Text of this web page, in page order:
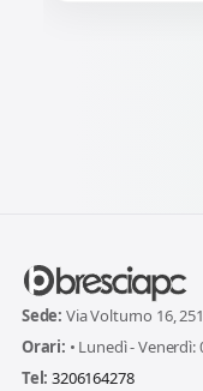
Sede: Via Volturno 16,
Orari: • Lunedì - Venerdì:
Tel: 3206164278